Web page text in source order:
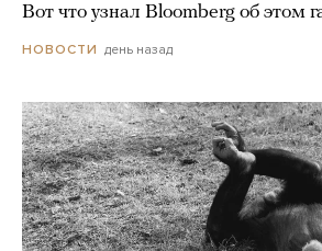
Вот что узнал Bloomberg об этом
НОВОСТИ день назад